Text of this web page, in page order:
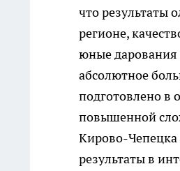
что результаты
регионе,
юные дарования
абсолютное
подготовлено в
повышенной
Кирово-Чепецка
результаты в